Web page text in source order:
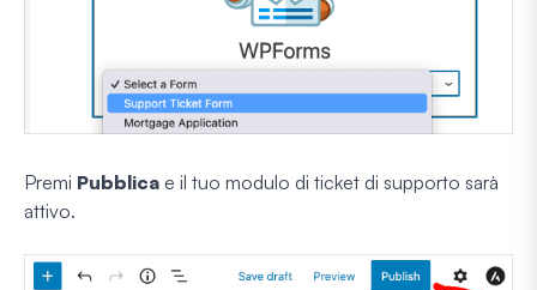
Premi Pubblica e il tuo modulo di ticket di supporto sarà
attivo.